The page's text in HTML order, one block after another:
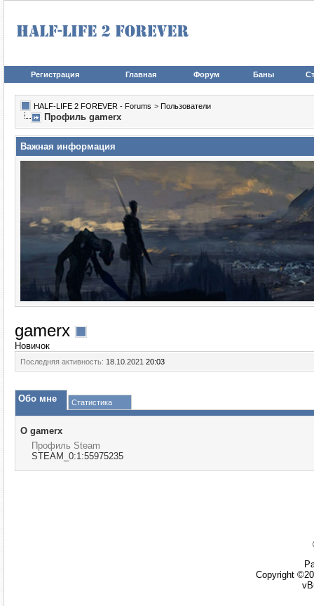
Регистрация Главная Форум Баны
HALF-LIFE 2 FOREVER - Forums > Пользователи
Профиль gamerx
Важная информация
gamerx
Новичок
Последняя активность: 18.10.2021 20:03
Обо мне Статистика
О gamerx
Профиль Steam
STEAM_0:1:55975235
Copyright